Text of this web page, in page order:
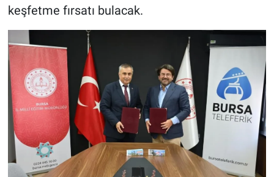
keşfetme fırsatı bulacak.